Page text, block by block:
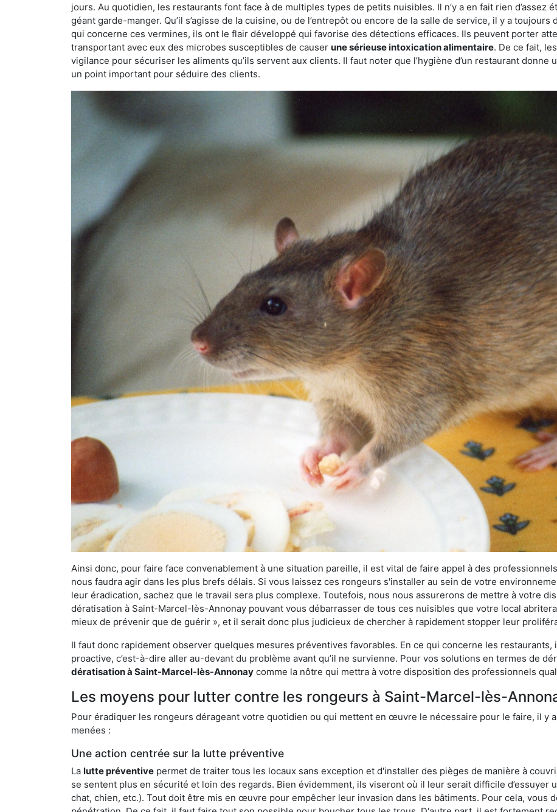
jours. Au quotidien, les restaurants font face à de multiples types de petits nuisibles. Il n’y a en fait rien d’assez
géant garde-manger. Qu’il s’agisse de la cuisine, ou de l’entrepôt ou encore de la salle de service, il y a
qui concerne ces vermines, ils ont le flair développé qui favorise des détections efficaces. Ils peuvent porter
transportant avec eux des microbes susceptibles de causer une sérieuse intoxication alimentaire. De ce fait,
vigilance pour sécuriser les aliments qu’ils servent aux clients. Il faut noter que l’hygiène d’un restaurant
un point important pour séduire des clients.
Ainsi donc, pour faire face convenablement à une situation pareille, il est vital de faire appel à des
nous faudra agir dans les plus brefs délais. Si vous laissez ces rongeurs s'installer au sein de votre
leur éradication, sachez que le travail sera plus complexe. Toutefois, nous nous assurerons de mettre à votre
dératisation à Saint-Marcel-lès-Annonay pouvant vous débarrasser de tous ces nuisibles que votre local
mieux de prévenir que de guérir », et il serait donc plus judicieux de chercher à rapidement stopper leur
Il faut donc rapidement observer quelques mesures préventives favorables. En ce qui concerne les restaurants,
proactive, c’est-à-dire aller au-devant du problème avant qu’il ne survienne. Pour vos solutions en termes de
dératisation à Saint-Marcel-lès-Annonay comme la nôtre qui mettra à votre disposition des professionnels
Les moyens pour lutter contre les rongeurs à Saint-Marcel-lès-
Pour éradiquer les rongeurs dérageant votre quotidien ou qui mettent en œuvre le nécessaire pour le faire, il y
menées :
Une action centrée sur la lutte préventive
La lutte préventive permet de traiter tous les locaux sans exception et d'installer des pièges de manière à
se sentent plus en sécurité et loin des regards. Bien évidemment, ils viseront où il leur serait difficile d’essuyer
chat, chien, etc.). Tout doit être mis en œuvre pour empêcher leur invasion dans les bâtiments. Pour cela, vous